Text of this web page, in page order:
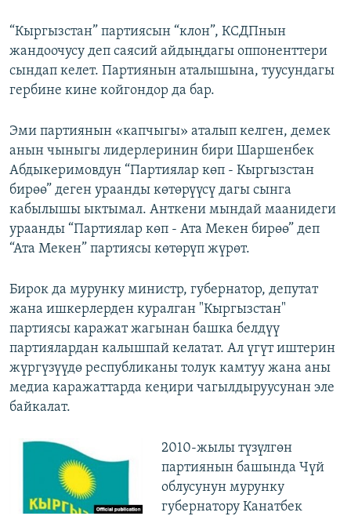
“Кыргызстан” партиясын “клон”, КСДПнын
жандоочусу деп саясий айдыңдагы оппоненттери
сындап келет. Партиянын аталышына, туусундагы
гербине кине койгондор да бар.
Эми партиянын «капчыгы» аталып келген, демек
анын чыныгы лидерлеринин бири Шаршенбек
Абдыкеримовдун “Партиялар көп - Кыргызстан
бирөө” деген ураанды көтөрүүсү дагы сынга
кабылышы ыктымал. Анткени мындай маанидеги
ураанды “Партиялар көп - Ата Мекен бирөө” деп
“Ата Мекен” партиясы көтөрүп жүрөт.
Бирок да мурунку министр, губернатор, депутат
жана ишкерлерден куралган "Кыргызстан"
партиясы каражат жагынан башка белдүү
партиялардан калышпай келатат. Ал үгүт иштерин
жүргүзүүдө республиканы толук камтуу жана аны
медиа каражаттарда кеңири чагылдыруусунан эле
байкалат.
2010-жылы түзүлгөн
партиянын башында Чүй
облусунун мурунку
губернатору Канатбек